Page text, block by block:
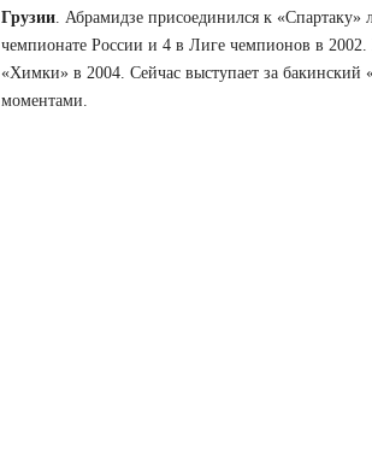
Грузии. Абрамидзе присоединился к «Спартаку»
чемпионате России и 4 в Лиге чемпионов в
«Химки» в 2004. Сейчас выступает за бакинский
моментами.